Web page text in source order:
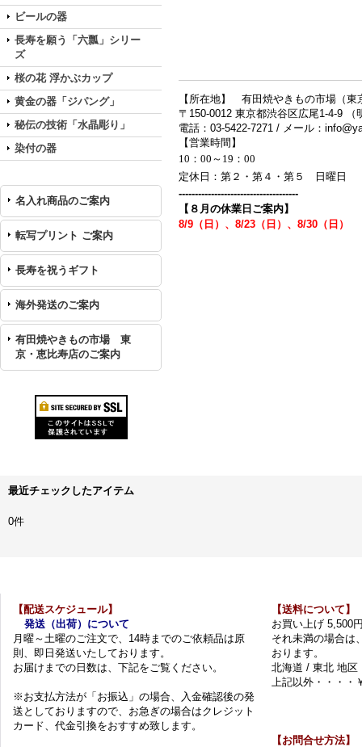
ビールの器
長寿を願う「六瓢」シリー
ズ
桜の花 浮かぶカップ
黄金の器「ジパング」
秘伝の技術「水晶彫り」
染付の器
名入れ商品のご案内
転写プリント ご案内
長寿を祝うギフト
海外発送のご案内
有田焼やきもの市場 東
京・恵比寿店のご案内
【所在地】 有田焼やきもの市場（東
〒150-0012 東京都渋谷区広尾1-4-9 （
電話：03-5422-7271 / メール：
【営業時間】
10：00～19：00
定休日：第２・第４・第５ 日曜日
-------------------------------------
【８月の休業日ご案内】
8/9（日）、8/23（日）、8/30（日）
最近チェックしたアイテム
0件
【配送スケジュール】
発送（出荷）について
月曜～土曜のご注文で、14時までのご依頼品は原
則、即日発送いたしております。
お届けまでの日数は、下記をご覧ください。
※お支払方法が「お振込」の場合、入金確認後の発
送としておりますので、お急ぎの場合はクレジット
カード、代金引換をおすすめ致します。
【送料について】
お買い上げ 5,500
それ未満の場合は
おります。
北海道 / 東北 地区
上記以外・・・・
【お問合せ方法】